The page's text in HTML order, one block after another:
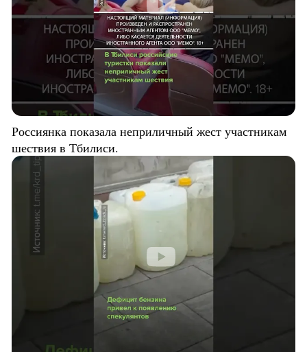
Россиянка показала неприличный жест участникам
шествия в Тбилиси.